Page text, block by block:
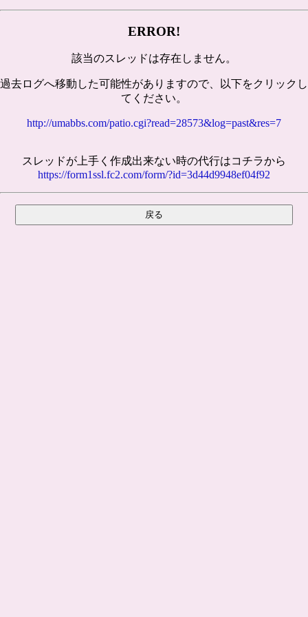
ERROR!
該当のスレッドは存在しません。
過去ログへ移動した可能性がありますので、以下をクリックし
てください。
http://umabbs.com/patio.cgi?read=28573&log=past&res=7
スレッドが上手く作成出来ない時の代行はコチラから
https://form1ssl.fc2.com/form/?id=3d44d9948ef04f92